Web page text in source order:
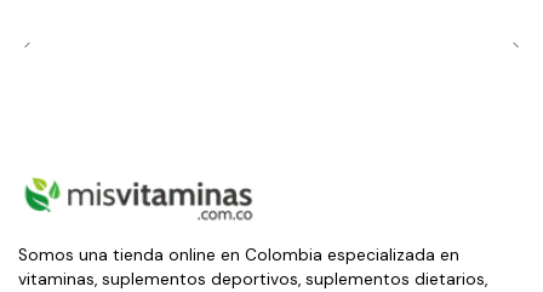
Somos una tienda online en Colombia especializada en
vitaminas, suplementos deportivos, suplementos dietarios,